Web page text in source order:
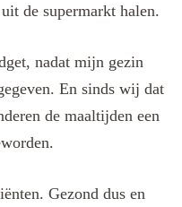
de supermarkt halen.
nadat mijn gezin
En sinds wij dat
de maaltijden een
Gezond dus en